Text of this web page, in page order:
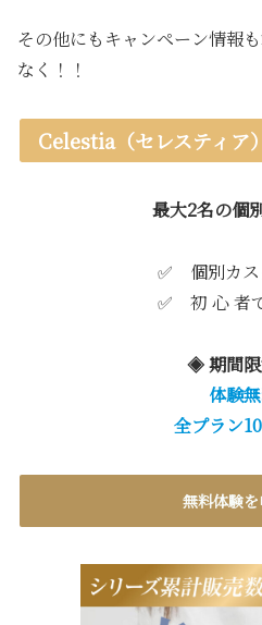
その他にもキャンペーン情報
なく！！
Celestia（セレスティア
最大2名の個
✅ 個別カス
✅ 初 心 者
◈ 期間
体験
全プラン
無料体験